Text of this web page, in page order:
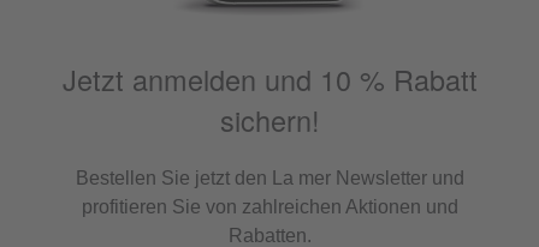
Jetzt anmelden und 10 % Rabatt
sichern!
Bestellen Sie jetzt den La mer Newsletter und
profitieren Sie von zahlreichen Aktionen und
Rabatten.